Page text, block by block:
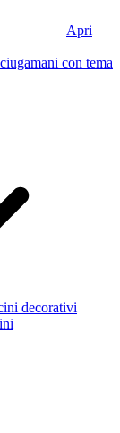
Apri
con tema
decorativi